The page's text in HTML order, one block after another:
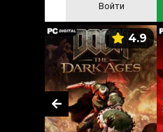
Войти
4.9